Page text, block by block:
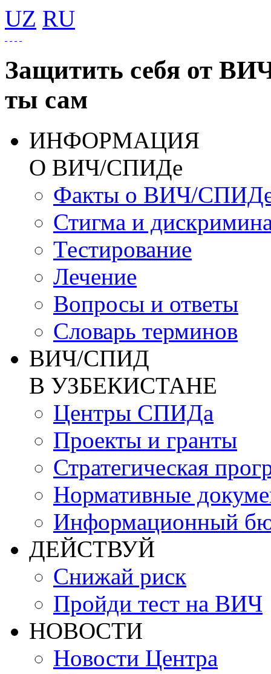
UZ RU
Защитить себя от
ты сам
ИНФОРМАЦИЯ
О ВИЧ/СПИДе
Факты о ВИЧ/
Стигма и
Тестирование
Лечение
Вопросы и ответы
Словарь терминов
ВИЧ/СПИД
В УЗБЕКИСТАНЕ
Центры СПИДа
Проекты и гранты
Стратегическая
Нормативные
Информационный
ДЕЙСТВУЙ
Снижай риск
Пройди тест на ВИЧ
НОВОСТИ
Новости Центра